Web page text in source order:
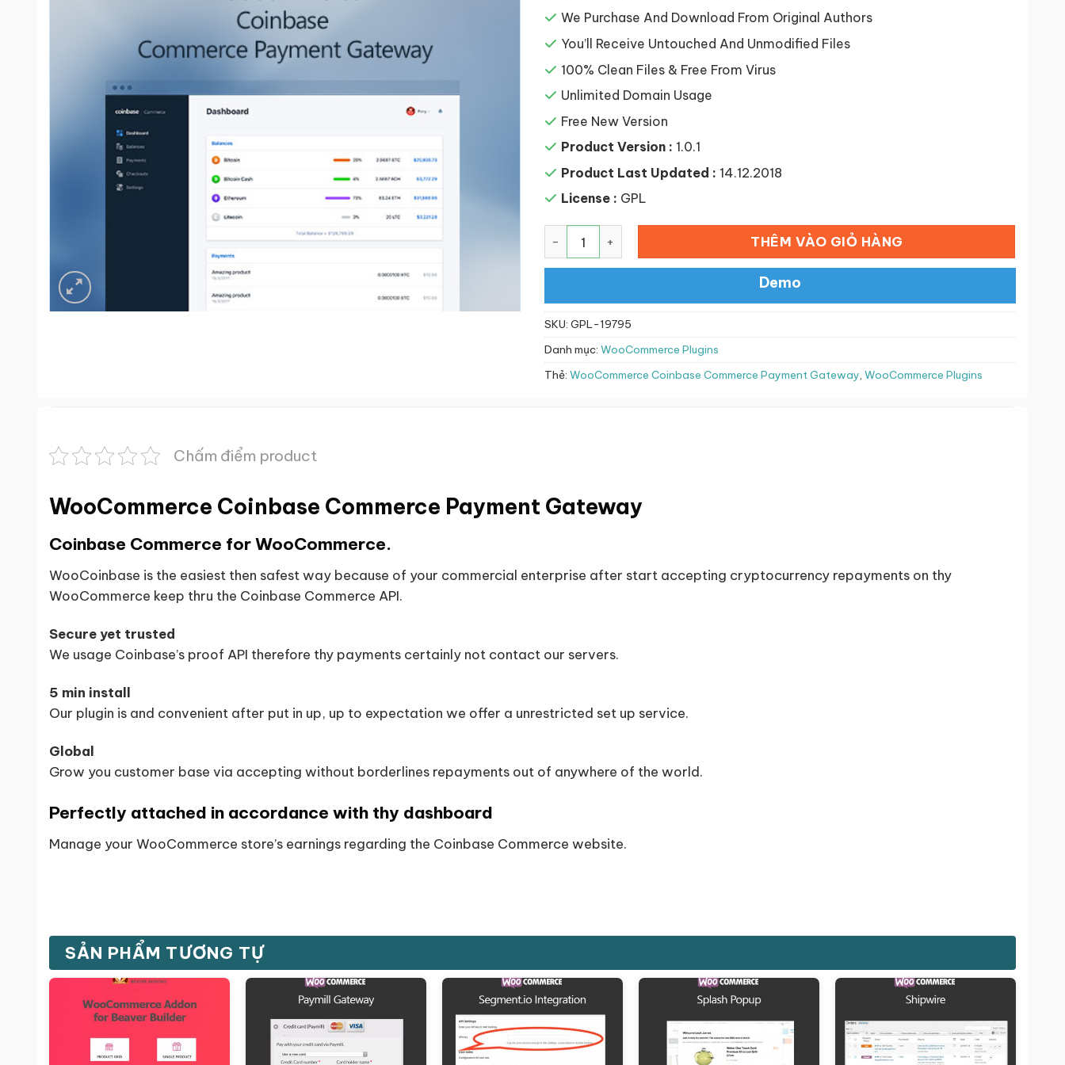
93,639 ₫.là:
50,000 ₫.
We Purchase And Download From Original Authors
You’ll Receive Untouched And Unmodified Files
100% Clean Files & Free From Virus
Unlimited Domain Usage
Free New Version
Product Version : 1.0.1
Product Last Updated : 14.12.2018
License : GPL
WooCommerce Coinbase Commerce Payment Gateway số lượng
THÊM VÀO GIỎ HÀNG
Demo
SKU: GPL-19795
Danh mục: WooCommerce Plugins
Thẻ: WooCommerce Coinbase Commerce Payment Gateway, WooCommerce Plugins
Chấm điểm product
WooCommerce Coinbase Commerce Payment Gateway
Coinbase Commerce for WooCommerce.
WooCoinbase is the easiest then safest way because of your commercial enterprise after start accepting cryptocurrency repayments on thy
WooCommerce keep thru the Coinbase Commerce API.
Secure yet trusted
We usage Coinbase’s proof API therefore thy payments certainly not contact our servers.
5 min install
Our plugin is and convenient after put in up, up to expectation we offer a unrestricted set up service.
Global
Grow you customer base via accepting without borderlines repayments out of anywhere of the world.
Perfectly attached in accordance with thy dashboard
Manage your WooCommerce store’s earnings regarding the Coinbase Commerce website.
SẢN PHẨM TƯƠNG TỰ